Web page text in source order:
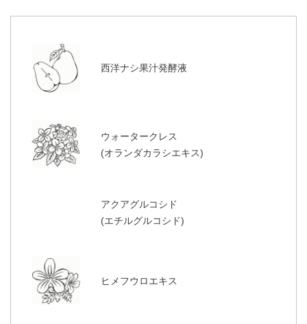
西洋ナシ果汁発酵液
ウォータークレス
(オランダカラシエキス)
アクアグルコシド
(エチルグルコシド)
ヒメフウロエキス